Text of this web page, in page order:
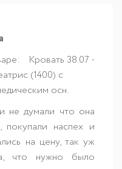
Кровать 38.07 -
(1400) с
осн.
не думали что она
покупали наспех и
на цену, так уж
что нужно было